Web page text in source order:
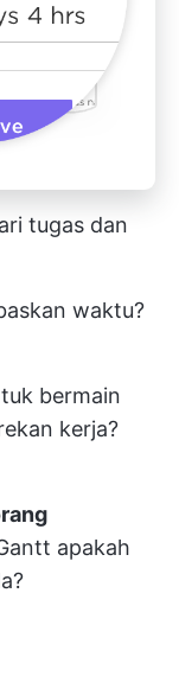
tugas dan
waktu?
bermain
kerja?
apakah